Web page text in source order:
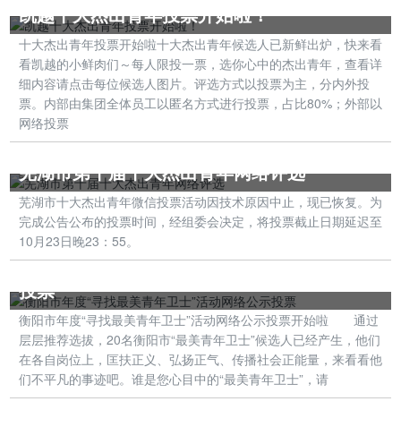
凯越十大杰出青年投票开始啦！
十大杰出青年投票开始啦十大杰出青年候选人已新鲜出炉，快来看
看凯越的小鲜肉们～每人限投一票，选你心中的杰出青年，查看详
细内容请点击每位候选人图片。评选方式以投票为主，分内外投
票。内部由集团全体员工以匿名方式进行投票，占比80%；外部以
网络投票
芜湖市第十届十大杰出青年网络评选
芜湖市十大杰出青年微信投票活动因技术原因中止，现已恢复。为
完成公告公布的投票时间，经组委会决定，将投票截止日期延迟至
10月23日晚23：55。
衡阳市年度“寻找最美青年卫士”活动网络公示
投票
‍‍‍‍衡阳市年度“寻找最美青年卫士”活动网络公示投票开始啦 通过
层层推荐选拔，20名衡阳市“最美青年卫士”候选人已经产生，他们
在各自岗位上，匡扶正义、弘扬正气、传播社会正能量，来看看他
们不平凡的事迹吧。谁是您心目中的“最美青年卫士”，请
第四届“内蒙古销售公司十大杰出青年”评选活